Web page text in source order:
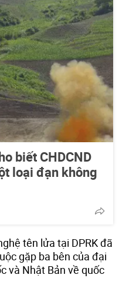
biết CHDCND
loại đạn không
tên lửa tại DPRK đã
gặp ba bên của đại
và Nhật Bản về quốc